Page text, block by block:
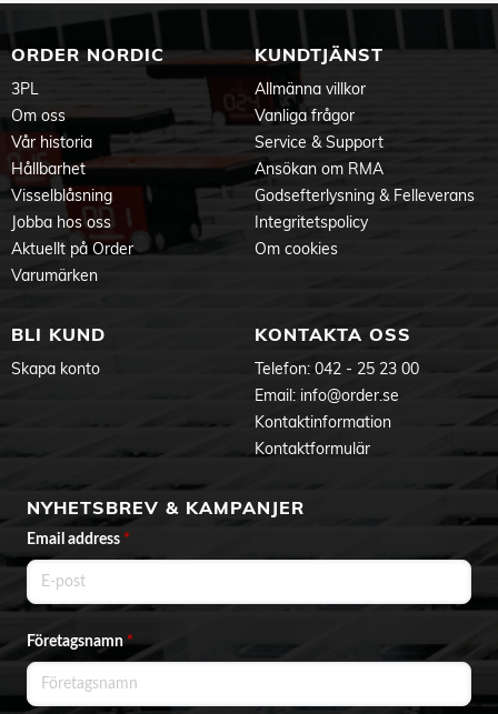
ORDER NORDIC
3PL
Om oss
Vår historia
Hållbarhet
Visselblåsning
Jobba hos oss
Aktuellt på Order
Varumärken
KUNDTJÄNST
Allmänna villkor
Vanliga frågor
Service & Support
Ansökan om RMA
Godsefterlysning & Felleverans
Integritetspolicy
Om cookies
BLI KUND
Skapa konto
KONTAKTA OSS
Telefon: 042 - 25 23 00
Email: info@order.se
Kontaktinformation
Kontaktformulär
NYHETSBREV & KAMPANJER
Email address *
Företagsnamn*